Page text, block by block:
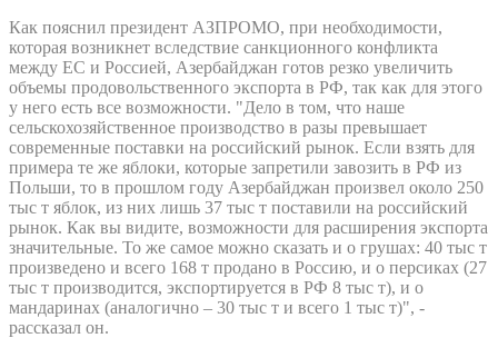
Как пояснил президент АЗПРОМО, при необходимости,
которая возникнет вследствие санкционного конфликта
между ЕС и Россией, Азербайджан готов резко увеличить
объемы продовольственного экспорта в РФ, так как для этого
у него есть все возможности. "Дело в том, что наше
сельскохозяйственное производство в разы превышает
современные поставки на российский рынок. Если взять для
примера те же яблоки, которые запретили завозить в РФ из
Польши, то в прошлом году Азербайджан произвел около 250
тыс т яблок, из них лишь 37 тыс т поставили на российский
рынок. Как вы видите, возможности для расширения экспорта
значительные. То же самое можно сказать и о грушах: 40 тыс т
произведено и всего 168 т продано в Россию, и о персиках (27
тыс т производится, экспортируется в РФ 8 тыс т), и о
мандаринах (аналогично – 30 тыс т и всего 1 тыс т)", -
рассказал он.